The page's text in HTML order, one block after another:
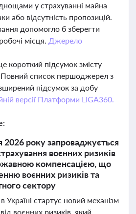
у страхуванні майна
або відсутність пропозицій.
допомогло б зберегти
місця. Джерело
короткий підсумок змісту
Повний список першоджерел з
підсумок за добу
версії Платформи LIGA360.
2026 року запроваджується
воєнних ризиків
компенсацією, що
воєнних ризиків та
сектору
Україні стартує новий механізм
воєнних ризиків, який